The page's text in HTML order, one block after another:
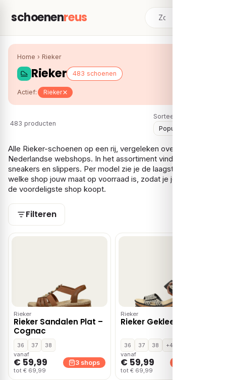
schoenenreus
Home › Rieker
Rieker 483 schoenen
Actief: Rieker
483 producten
Sorteer:
Alle Rieker-schoenen op een rij, vergeleken over meerdere
Nederlandse webshops. In het assortiment vind je vooral
sneakers en slippers. Per model zie je de laagste prijs en bij
welke shop jouw maat op voorraad is, zodat je je Rieker bij
de voordeligste shop koopt.
Filteren
Rieker
Rieker Sandalen Plat –
Cognac
36 37
38
vanaf
€ 59,99
tot € 69,99
3 shops
Rieker
Rieker Gekleed – Zwart
36 37 38
+4
vanaf
€ 59,99
tot € 69,99